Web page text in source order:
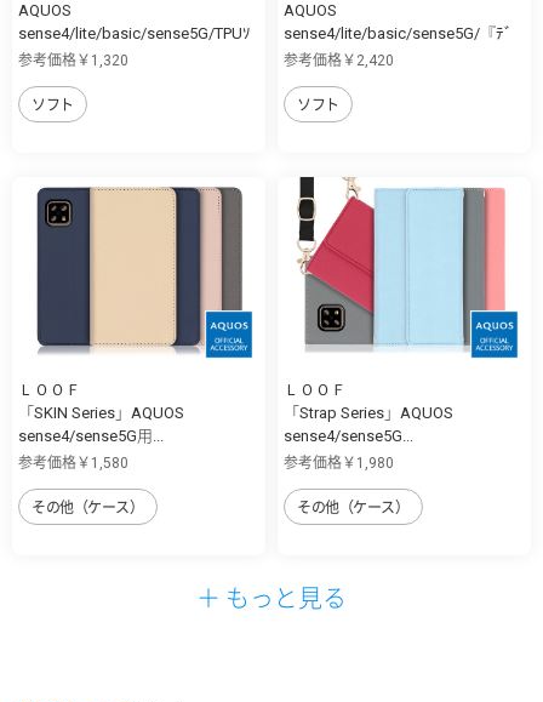
AQUOS
sense4/lite/basic/sense5G/TPUｿ
ﾌ...
参考価格￥1,320
ソフト
AQUOS
sense4/lite/basic/sense5G/『ﾃﾞ
ｨ...
参考価格￥2,420
ソフト
ＬＯＯＦ
「SKIN Series」AQUOS
sense4/sense5G用...
参考価格￥1,580
その他（ケース）
ＬＯＯＦ
「Strap Series」AQUOS
sense4/sense5G...
参考価格￥1,980
その他（ケース）
＋ もっと見る